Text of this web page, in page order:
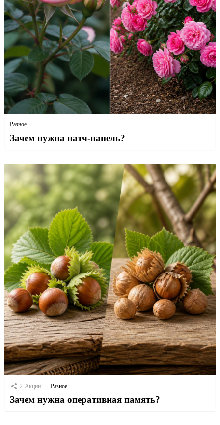
Разное
Зачем нужна патч-панель?
2 Акции Разное
Зачем нужна оперативная память?